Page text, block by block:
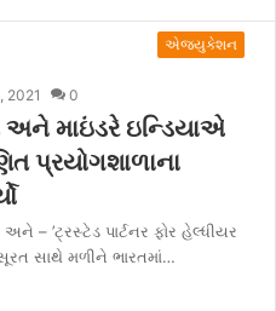
એજ્યુકેશન
2021 0
અને માઇંડરે ઇન્ડિયાએ
પ્રયોગશાળાના
– ’ટ્રસ્ટેડ પાર્ટનર ફોર હેલ્ધીયર
સાથે મળીને ભારતમાં…